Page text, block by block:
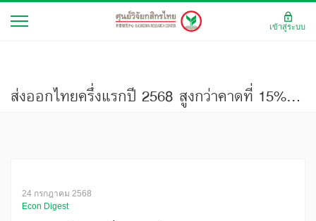
ส่งออกไทยครึ่งแรกปี 2568 สูงกว่าคาดที่ 15% YoY คาดครึ่งหลังหดตัว -10% YoY
24 กรกฎาคม 2568
Econ Digest
เข้าสู่ระบบ